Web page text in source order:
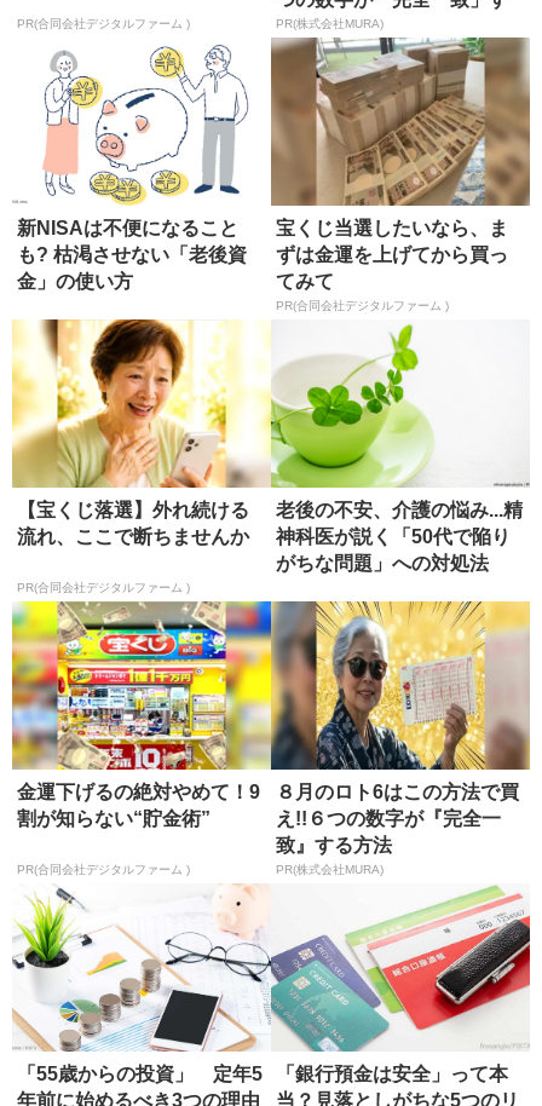
PR(合同会社デジタルファーム )
る方...
PR(株式会社MURA)
新NISAは不便になること
も? 枯渇させない「老後資
金」の使い方
宝くじ当選したいなら、ま
ずは金運を上げてから買っ
てみて
PR(合同会社デジタルファーム )
【宝くじ落選】外れ続ける
流れ、ここで断ちませんか
PR(合同会社デジタルファーム )
老後の不安、介護の悩み...精
神科医が説く「50代で陥り
がちな問題」への対処法
金運下げるの絶対やめて！9
割が知らない“貯金術”
PR(合同会社デジタルファーム )
８月のロト6はこの方法で買
え!!６つの数字が『完全一
致』する方法
PR(株式会社MURA)
「55歳からの投資」 定年5
年前に始めるべき3つの理由
「銀行預金は安全」って本
当？見落としがちな5つのリ